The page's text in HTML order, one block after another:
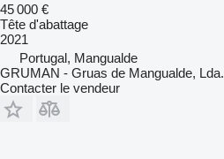
45 000 €
Tête d'abattage
2021
Portugal, Mangualde
GRUMAN - Gruas de Mangualde, Lda.
Contacter le vendeur